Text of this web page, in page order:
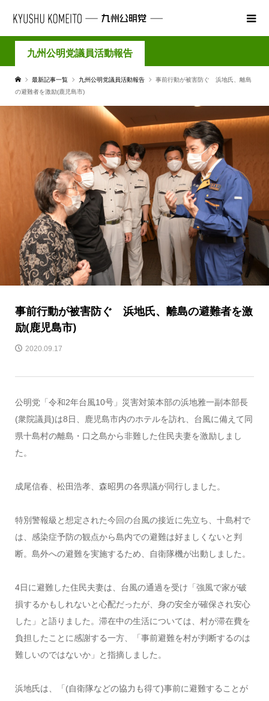
九州公明党議員活動報告
最新記事一覧 九州公明党議員活動報告
事前行動が被害防ぐ 浜地氏、離島
の避難者を激励(鹿児島市)
事前行動が被害防ぐ 浜地氏、離島の避難者を激
励(鹿児島市)
2020.09.17
公明党「令和2年台風10号」災害対策本部の浜地雅一副本部長
(衆院議員)は8日、鹿児島市内のホテルを訪れ、台風に備えて同
県十島村の離島・口之島から非難した住民夫妻を激励しまし
た。
成尾信春、松田浩孝、森昭男の各県議が同行しました。
特別警報級と想定された今回の台風の接近に先立ち、十島村で
は、感染症予防の観点から島内での避難は好ましくないと判
断。島外への避難を実施するため、自衛隊機が出動しました。
4日に避難した住民夫妻は、台風の通過を受け「強風で家が破
損するかもしれないと心配だったが、身の安全が確保され安心
した」と語りました。滞在中の生活については、村が滞在費を
負担したことに感謝する一方、「事前避難を村が判断するのは
難しいのではないか」と指摘しました。
浜地氏は、「(自衛隊などの協力も得て)事前に避難することが